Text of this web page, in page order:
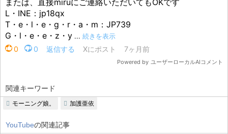
関連キーワード
モーニング娘。 加護亜依
YouTubeの関連記事